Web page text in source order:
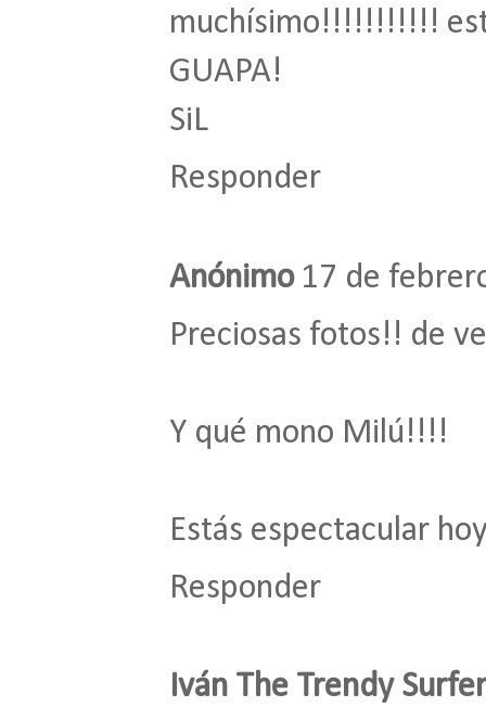
muchísimo!!!!!!!!!!!
GUAPA!
SiL
Responder
Anónimo 17 de
Preciosas fotos!! de
Y qué mono Milú!!!!
Estás espectacular
Responder
Iván The Trendy Surfer